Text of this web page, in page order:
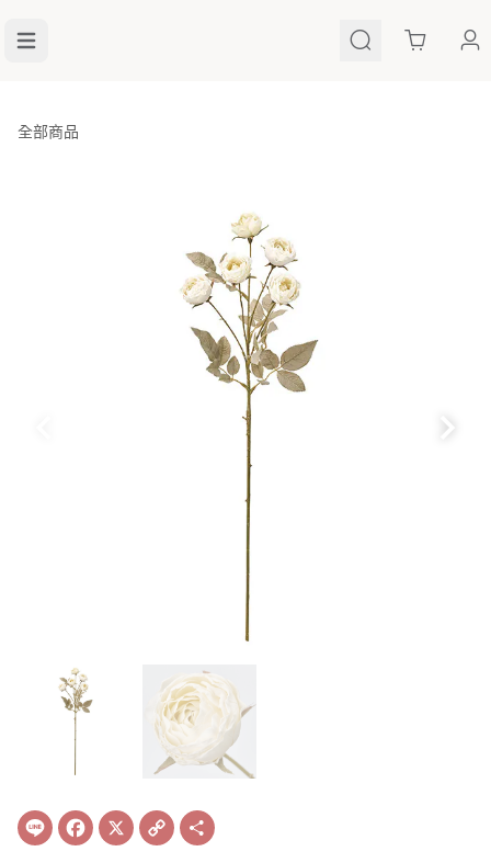
Cart
全部商品
Line Facebook
X Copy
Link